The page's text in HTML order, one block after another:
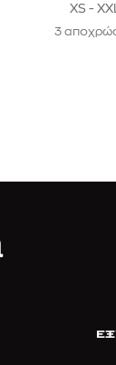
XS - XXL
3